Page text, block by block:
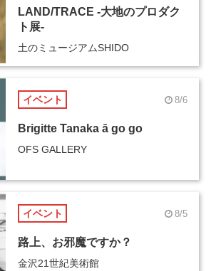
LAND/TRACE -大地のプロダク
ト展-
土のミュージアムSHIDO
イベント 8/6
Brigitte Tanaka ā go go
OFS GALLERY
イベント 8/5
路上、お邪魔ですか？
金沢21世紀美術館